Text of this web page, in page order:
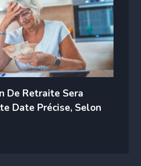
De Retraite Sera
Date Précise, Selon